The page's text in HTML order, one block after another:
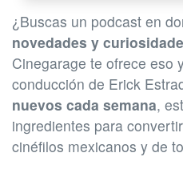
¿Buscas un podcast en
novedades y
Cinegarage te ofrece eso
conducción de Erick
nuevos cada semana,
ingredientes para
cinéfilos mexicanos y de